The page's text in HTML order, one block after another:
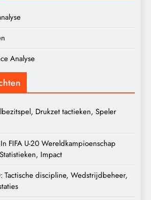
Analyse
Drukzet tactieken, Speler
FIFA U-20 Wereldkampioenschap
Impact
Tactische discipline, Wedstrijdbeheer,